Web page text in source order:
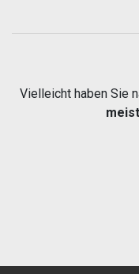
Vielleicht haben Sie